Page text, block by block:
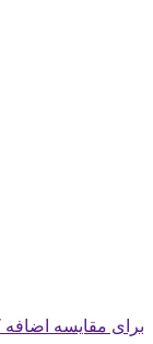
برای مقایسه اضافه